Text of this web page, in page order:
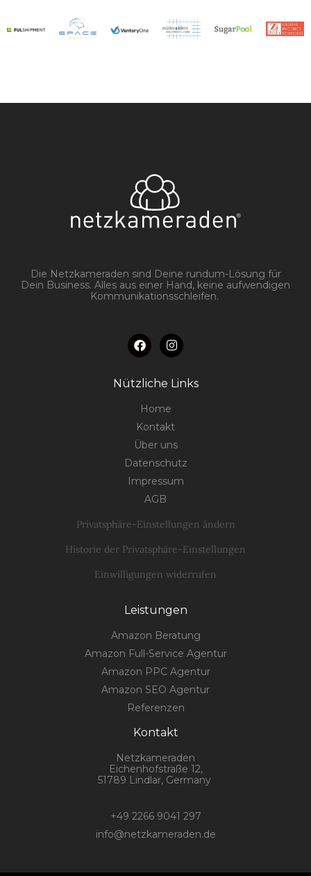
Die Netzkameraden sind Deine rundum-Lösung für
Dein Business. Alles aus einer Hand, keine aufwendigen
Kommunikationsschleifen.
Nützliche Links
Home
Kontakt
Über uns
Datenschutz
Impressum
AGB
Privatsphäre-Einstellungen ändern
Historie der Privatsphäre-Einstellungen
Einwilligungen widerrufen
Leistungen
Amazon Beratung
Amazon Full-Service Agentur
Amazon PPC Agentur
Amazon SEO Agentur
Referenzen
Kontakt
Netzkameraden
Eichenhofstraße 12,
51789 Lindlar, Germany
+49 2266 9041 297
info@netzkameraden.de